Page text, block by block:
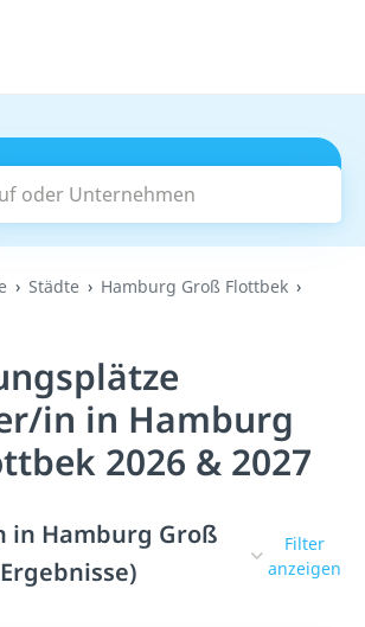
oder Unternehmen
Suchen
Städte
Hamburg Groß Flottbek
in in Hamburg
2026 & 2027
in Hamburg Groß
Filter
anzeigen